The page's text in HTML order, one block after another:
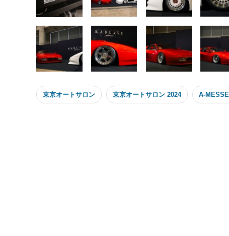
東京オートサロン 東京オートサロン 2024 A-MESSE